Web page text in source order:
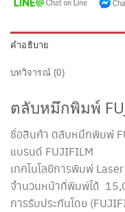
คำอธิบาย
บทวิจารณ์ (0)
ตลับหมึกพิมพ์
ชื่อสินค้า ตลับหมึกพิมพ์
แบรนด์ FUJIFILM
เทคโนโลยีการพิมพ์ Laser
จำนวนหน้าที่พิมพ์ได้
การรับประกันโดย